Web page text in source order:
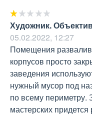
Художник.
05.02.2022, 12:27
Помещения
корпусов просто
заведения
нужный мусор под
по всему периметру.
мастерских